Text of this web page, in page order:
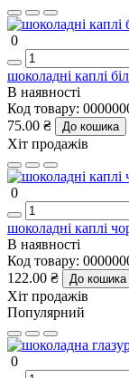
0
шоколадні каплі
В наявності
Код товару:
75.00 ₴
До кошика
Хіт продажів
0
шоколадні каплі
В наявності
Код товару:
122.00 ₴
До кошика
Хіт продажів
Популярний
0